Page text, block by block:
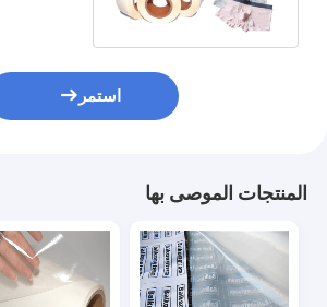
استمر
المنتجات الموصى بها